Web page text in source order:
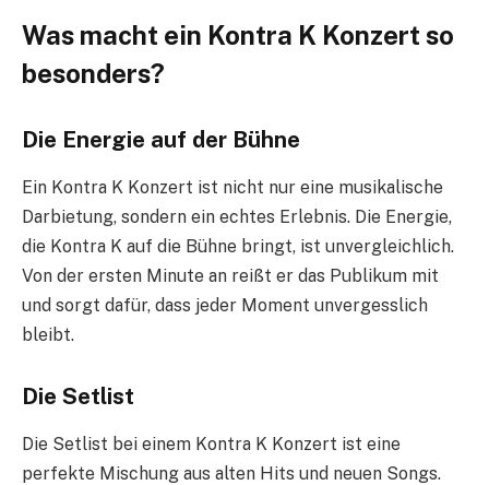
Was macht ein Kontra K Konzert so
besonders?
Die Energie auf der Bühne
Ein Kontra K Konzert ist nicht nur eine musikalische
Darbietung, sondern ein echtes Erlebnis. Die Energie,
die Kontra K auf die Bühne bringt, ist unvergleichlich.
Von der ersten Minute an reißt er das Publikum mit
und sorgt dafür, dass jeder Moment unvergesslich
bleibt.
Die Setlist
Die Setlist bei einem Kontra K Konzert ist eine
perfekte Mischung aus alten Hits und neuen Songs.